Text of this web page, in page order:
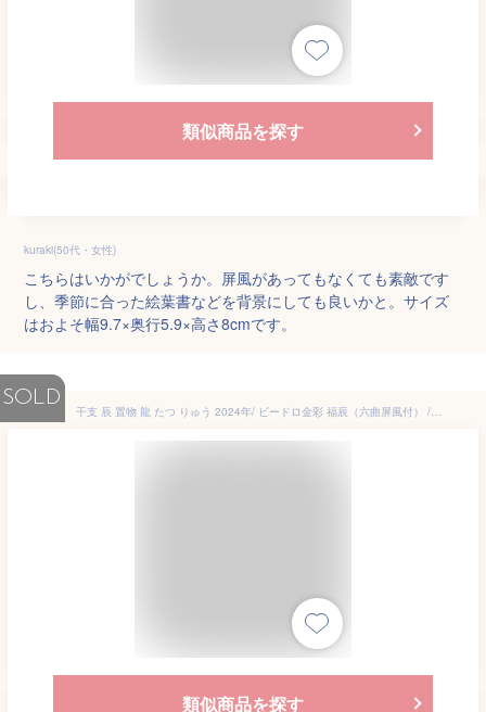
類似商品を探す
kuraki(50代・女性)
こちらはいかがでしょうか。屏風があってもなくても素敵です
し、季節に合った絵葉書などを背景にしても良いかと。サイズ
はおよそ幅9.7×奥行5.9×高さ8cmです。
SOLD
干支 辰 置物 龍 たつ りゅう 2024年/ ビードロ金彩 福辰（六曲屏風付） /粗品 販促 景品 縁起 町内会 敬老会 神社 寺社 年末 年始
類似商品を探す